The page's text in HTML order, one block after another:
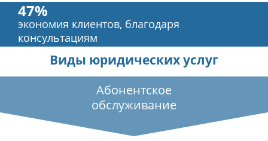
47%
экономия клиентов, благодаря
консультациям
Виды юридических услуг
Абонентское
обслуживание